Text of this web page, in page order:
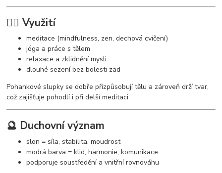
🧘‍♀️ Využití
meditace (mindfulness, zen, dechová cvičení)
jóga a práce s tělem
relaxace a zklidnění mysli
dlouhé sezení bez bolesti zad
Pohankové slupky se dobře přizpůsobují tělu a zároveň drží tvar,
což zajišťuje pohodlí i při delší meditaci.
🔮 Duchovní význam
slon = síla, stabilita, moudrost
modrá barva = klid, harmonie, komunikace
podporuje soustředění a vnitřní rovnováhu